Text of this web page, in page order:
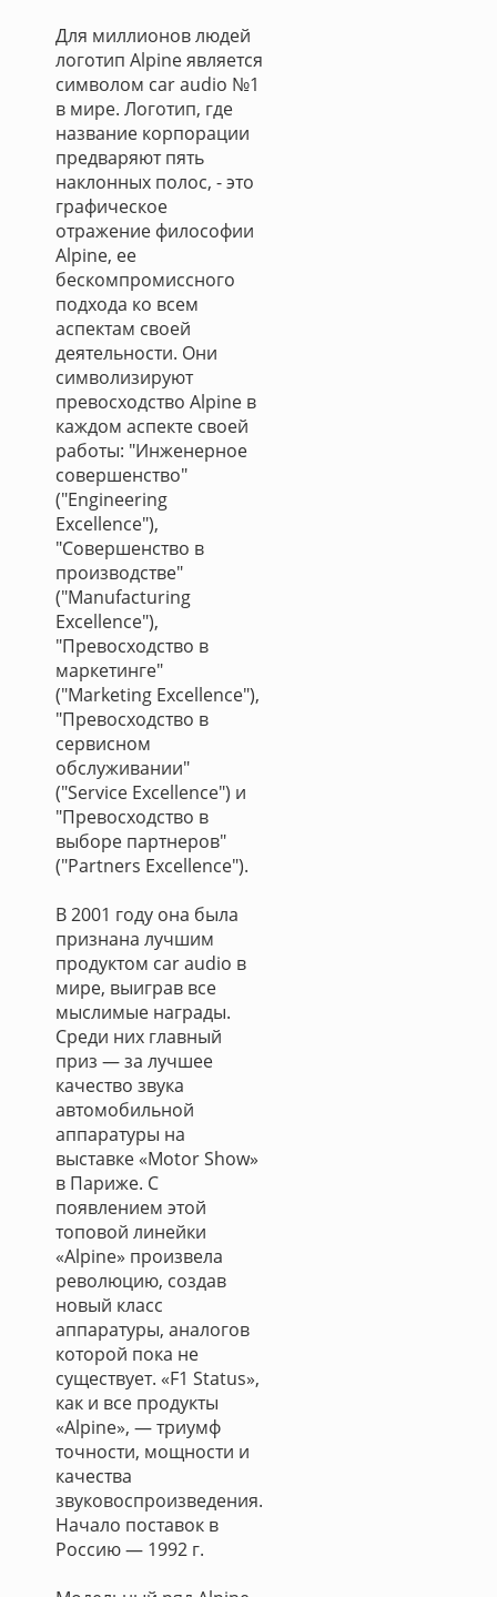
Для миллионов людей
логотип Alpine является
символом car audio №1
в мире. Логотип, где
название корпорации
предваряют пять
наклонных полос, - это
графическое
отражение философии
Alpine, ее
бескомпромиссного
подхода ко всем
аспектам своей
деятельности. Они
символизируют
превосходство Alpine в
каждом аспекте своей
работы: "Инженерное
совершенство"
("Engineering
Excellence"),
"Совершенство в
производстве"
("Manufacturing
Excellence"),
"Превосходство в
маркетинге"
("Marketing Excellence"),
"Превосходство в
сервисном
обслуживании"
("Service Excellence") и
"Превосходство в
выборе партнеров"
("Partners Excellence").
В 2001 году она была
признана лучшим
продуктом car audio в
мире, выиграв все
мыслимые награды.
Среди них главный
приз — за лучшее
качество звука
автомобильной
аппаратуры на
выставке «Motor Show»
в Париже. С
появлением этой
топовой линейки
«Alpine» произвела
революцию, создав
новый класс
аппаратуры, аналогов
которой пока не
существует. «F1 Status»,
как и все продукты
«Alpine», — триумф
точности, мощности и
качества
звуковоспроизведения.
Начало поставок в
Россию — 1992 г.